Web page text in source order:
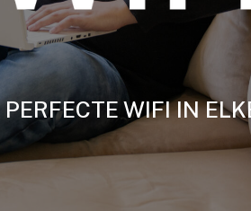
WIFI IN